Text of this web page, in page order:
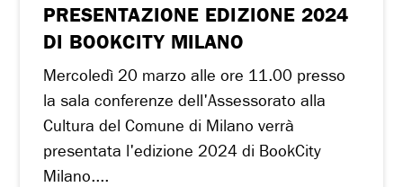
PRESENTAZIONE EDIZIONE 2024
DI BOOKCITY MILANO
Mercoledì 20 marzo alle ore 11.00 presso
la sala conferenze dell'Assessorato alla
Cultura del Comune di Milano verrà
presentata l'edizione 2024 di BookCity
Milano....